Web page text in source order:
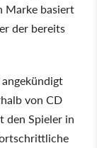
Marke basiert
der bereits
von CD
den Spieler in